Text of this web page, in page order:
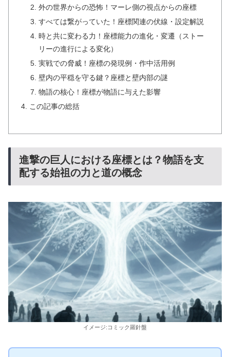
外の世界からの恐怖！マーレ側の視点からの座標
すべては繋がっていた！座標関連の伏線・設定解説
時と共に変わる力！座標能力の進化・変遷（ストー
リーの進行による変化）
実戦での脅威！座標の発現例・作中活用例
壁内の平穏を守る鍵？座標と壁内部の謎
物語の核心！座標が物語に与えた影響
この記事の総括
進撃の巨人における座標とは？物語を支
配する始祖の力と道の概念
イメージ:コミック羅針盤